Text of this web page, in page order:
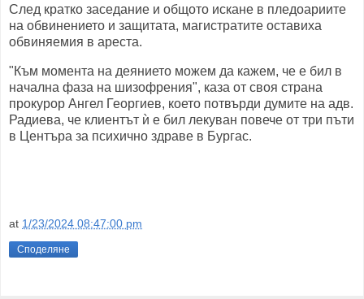
След кратко заседание и общото искане в пледоариите
на обвинението и защитата, магистратите оставиха
обвиняемия в ареста.
"Към момента на деянието можем да кажем, че е бил в
начална фаза на шизофрения", каза от своя страна
прокурор Ангел Георгиев, което потвърди думите на адв.
Радиева, че клиентът ѝ е бил лекуван повече от три пъти
в Центъра за психично здраве в Бургас.
at 1/23/2024 08:47:00 pm
Споделяне